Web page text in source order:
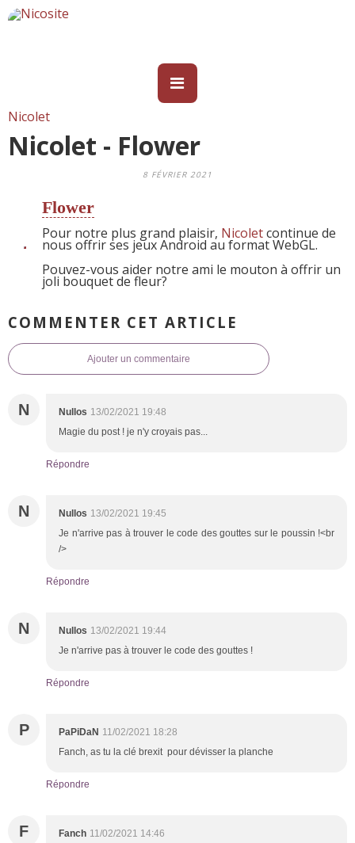
Nicolet
Nicolet - Flower
8 FÉVRIER 2021
Flower
Pour notre plus grand plaisir, Nicoletcontinue de
nous offrir ses jeux Android au format WebGL.
Pouvez-vous aider notre ami le mouton à offrir un
joli bouquet de fleur?
COMMENTER CET ARTICLE
Ajouter un commentaire
N Nullos 13/02/2021 19:48
Magie du post ! je n'y croyais pas...
Répondre
N Nullos 13/02/2021 19:45
Je n'arrive pas à trouver le code des gouttes sur le poussin !<br
/>
Répondre
N Nullos 13/02/2021 19:44
Je n'arrive pas à trouver le code des gouttes !
Répondre
P PaPiDaN 11/02/2021 18:28
Fanch, as tu la clé brexit pour dévisser la planche
Répondre
F Fanch 11/02/2021 14:46